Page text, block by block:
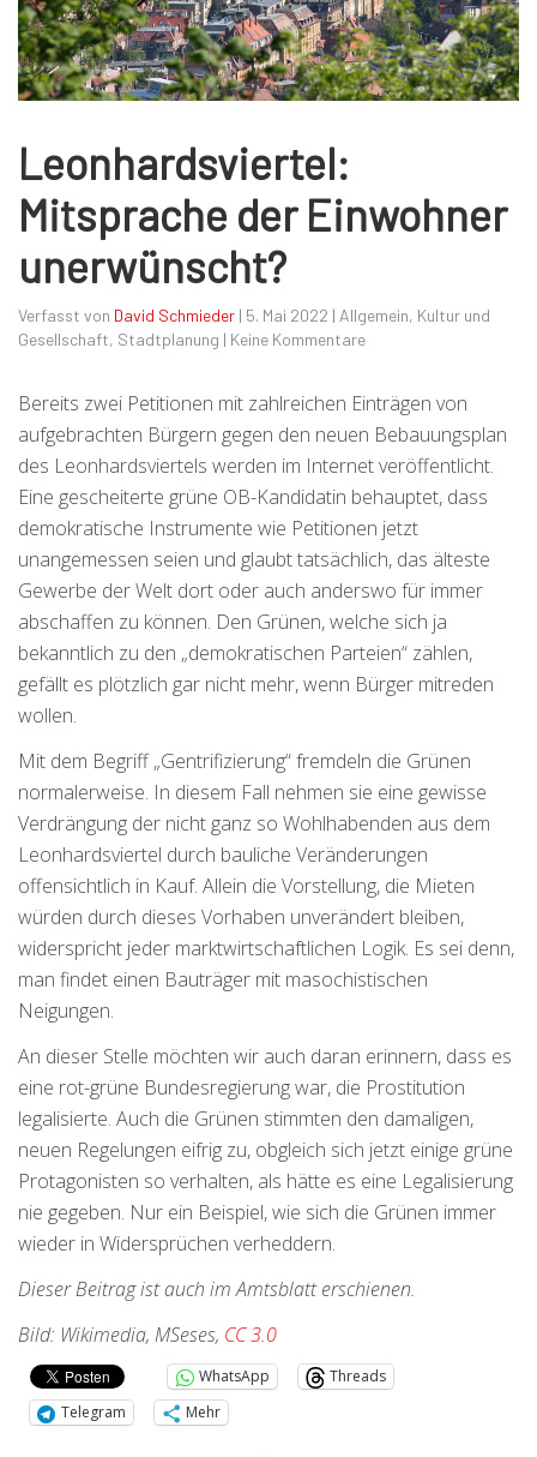
Leonhardsviertel:
Mitsprache der Einwohner
unerwünscht?
Verfasst von David Schmieder | 5. Mai 2022 | Allgemein, Kultur und
Gesellschaft, Stadtplanung | Keine Kommentare
Bereits zwei Petitionen mit zahlreichen Einträgen von
aufgebrachten Bürgern gegen den neuen Bebauungsplan
des Leonhardsviertels werden im Internet veröffentlicht.
Eine gescheiterte grüne OB-Kandidatin behauptet, dass
demokratische Instrumente wie Petitionen jetzt
unangemessen seien und glaubt tatsächlich, das älteste
Gewerbe der Welt dort oder auch anderswo für immer
abschaffen zu können. Den Grünen, welche sich ja
bekanntlich zu den „demokratischen Parteien“ zählen,
gefällt es plötzlich gar nicht mehr, wenn Bürger mitreden
wollen.
Mit dem Begriff „Gentrifizierung“ fremdeln die Grünen
normalerweise. In diesem Fall nehmen sie eine gewisse
Verdrängung der nicht ganz so Wohlhabenden aus dem
Leonhardsviertel durch bauliche Veränderungen
offensichtlich in Kauf. Allein die Vorstellung, die Mieten
würden durch dieses Vorhaben unverändert bleiben,
widerspricht jeder marktwirtschaftlichen Logik. Es sei denn,
man findet einen Bauträger mit masochistischen
Neigungen.
An dieser Stelle möchten wir auch daran erinnern, dass es
eine rot-grüne Bundesregierung war, die Prostitution
legalisierte. Auch die Grünen stimmten den damaligen,
neuen Regelungen eifrig zu, obgleich sich jetzt einige grüne
Protagonisten so verhalten, als hätte es eine Legalisierung
nie gegeben. Nur ein Beispiel, wie sich die Grünen immer
wieder in Widersprüchen verheddern.
Dieser Beitrag ist auch im Amtsblatt erschienen.
Bild: Wikimedia, MSeses, CC 3.0
WhatsApp
Threads
Telegram
Mehr